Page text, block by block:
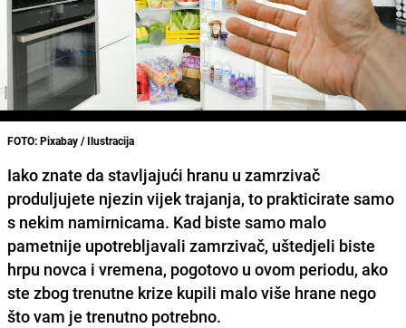
FOTO: Pixabay / Ilustracija
Iako znate da stavljajući hranu u zamrzivač
produljujete njezin vijek trajanja, to prakticirate samo
s nekim namirnicama. Kad biste samo malo
pametnije upotrebljavali zamrzivač, uštedjeli biste
hrpu novca i vremena, pogotovo u ovom periodu, ako
ste zbog trenutne krize kupili malo više hrane nego
što vam je trenutno potrebno.